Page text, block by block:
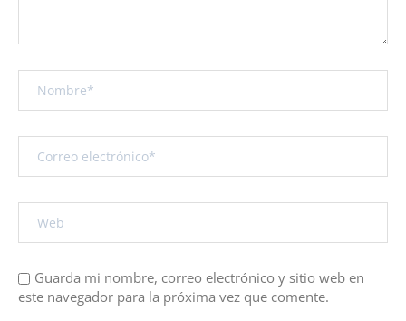
Guarda mi nombre, correo electrónico y sitio web en
este navegador para la próxima vez que comente.